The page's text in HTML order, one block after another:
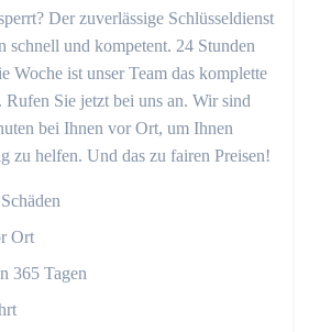
Der zuverlässige Schlüsseldienst
schnell und kompetent. 24 Stunden
Woche ist unser Team das komplette
Rufen Sie jetzt bei uns an. Wir sind
bei Ihnen vor Ort, um Ihnen
zu helfen. Und das zu fairen Preisen!
Ort
365 Tagen